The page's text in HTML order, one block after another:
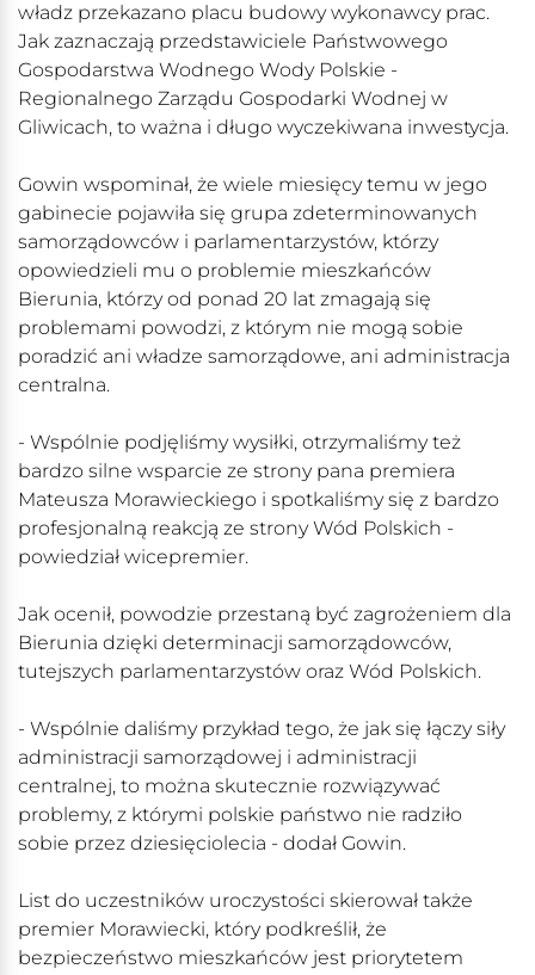
władz przekazano placu budowy wykonawcy prac.
Jak zaznaczają przedstawiciele Państwowego
Gospodarstwa Wodnego Wody Polskie -
Regionalnego Zarządu Gospodarki Wodnej w
Gliwicach, to ważna i długo wyczekiwana inwestycja.
Gowin wspominał, że wiele miesięcy temu w jego
gabinecie pojawiła się grupa zdeterminowanych
samorządowców i parlamentarzystów, którzy
opowiedzieli mu o problemie mieszkańców
Bierunia, którzy od ponad 20 lat zmagają się
problemami powodzi, z którym nie mogą sobie
poradzić ani władze samorządowe, ani administracja
centralna.
- Wspólnie podjęliśmy wysiłki, otrzymaliśmy też
bardzo silne wsparcie ze strony pana premiera
Mateusza Morawieckiego i spotkaliśmy się z bardzo
profesjonalną reakcją ze strony Wód Polskich -
powiedział wicepremier.
Jak ocenił, powodzie przestaną być zagrożeniem dla
Bierunia dzięki determinacji samorządowców,
tutejszych parlamentarzystów oraz Wód Polskich.
- Wspólnie daliśmy przykład tego, że jak się łączy siły
administracji samorządowej i administracji
centralnej, to można skutecznie rozwiązywać
problemy, z którymi polskie państwo nie radziło
sobie przez dziesięciolecia - dodał Gowin.
List do uczestników uroczystości skierował także
premier Morawiecki, który podkreślił, że
bezpieczeństwo mieszkańców jest priorytetem